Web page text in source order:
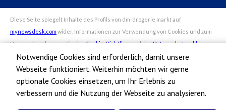
Notwendige Cookies sind erforderlich, damit unsere
Webseite funktioniert. Weiterhin möchten wir gerne
optionale Cookies einsetzen, um Ihr Erlebnis zu
verbessern und die Nutzung der Webseite zu analysieren.